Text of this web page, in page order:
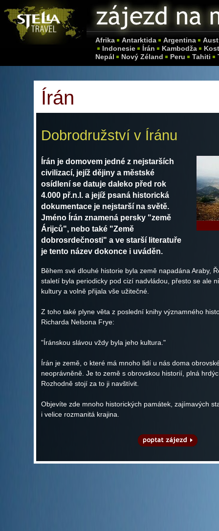
Afrika Antarktida Argentina
Indonesie
Írán Kambodža
Nepál
Nový Zéland Peru Tahiti
Írán
Dobrodružství v Íránu
Írán je domovem jedné z nejstarších
civilizací, jejíž dějiny a městské
osídlení se datuje daleko před rok
4.000 př.n.l. a jejíž psaná historická
dokumentace je nejstarší na světě.
Jméno Írán znamená persky "země
Árijců", nebo také "Země
dobrosrdečnosti" a ve starší literatuře
je tento název dokonce i uváděn.
Během své dlouhé historie byla země napadána Araby,
staletí byla periodicky pod cizí nadvládou, přesto se ale
kultury a volně přijala vše užitečné.
Z toho také plyne věta z poslední knihy významného
Richarda Nelsona Frye:
"Íránskou slávou vždy byla jeho kultura."
Írán je země, o které má mnoho lidí u nás doma
neoprávněně. Je to země s obrovskou historií, plná
Rozhodně stojí za to ji navštívit.
Objevíte zde mnoho historických památek, zajímavých
i velice rozmanitá krajina.